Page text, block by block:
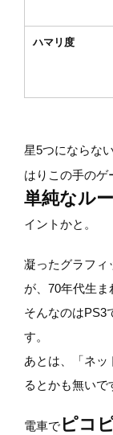
ハマリ度
星5つにならな
はりこの手のゲ
単純なル
イントかと。
凝ったグラフィ
が、70年代生ま
そんなのはPS3
す。
あとは、「ネッ
るとかも無いで
電車で ピコ